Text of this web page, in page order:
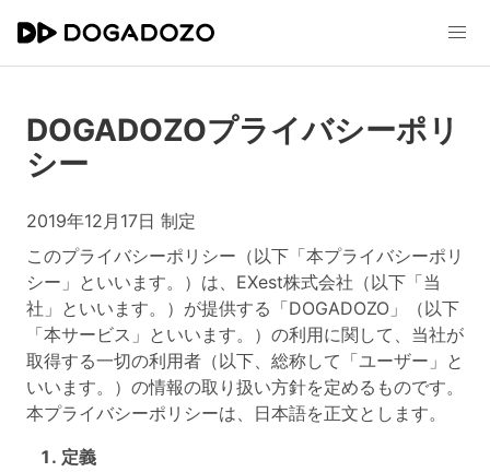
DOGADOZOプライバシーポリ
シー
2019年12月17日 制定
このプライバシーポリシー（以下「本プライバシーポリ
シー」といいます。）は、EXest株式会社（以下「当
社」といいます。）が提供する「DOGADOZO」（以下
「本サービス」といいます。）の利用に関して、当社が
取得する一切の利用者（以下、総称して「ユーザー」と
いいます。）の情報の取り扱い方針を定めるものです。
本プライバシーポリシーは、日本語を正文とします。
定義